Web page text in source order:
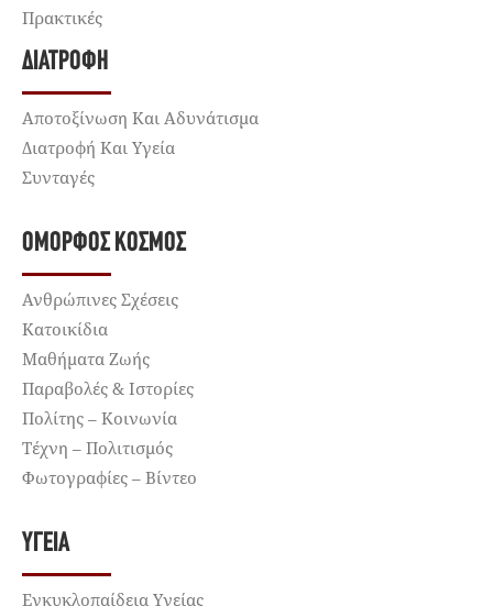
Πρακτικές
ΔΙΑΤΡΟΦΉ
Αποτοξίνωση Και Αδυνάτισμα
Διατροφή Και Υγεία
Συνταγές
ΌΜΟΡΦΟΣ ΚΌΣΜΟΣ
Ανθρώπινες Σχέσεις
Κατοικίδια
Μαθήματα Ζωής
Παραβολές & Ιστορίες
Πολίτης – Κοινωνία
Τέχνη – Πολιτισμός
Φωτογραφίες – Βίντεο
ΥΓΕΊΑ
Εγκυκλοπαίδεια Υγείας